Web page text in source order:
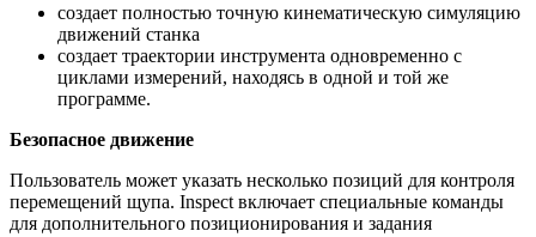
создает полностью точную кинематическую симуляцию
движений станка
создает траектории инструмента одновременно с
циклами измерений, находясь в одной и той же
программе.
Безопасное движение
Пользователь может указать несколько позиций для контроля
перемещений щупа. Inspect включает специальные команды
для дополнительного позиционирования и задания